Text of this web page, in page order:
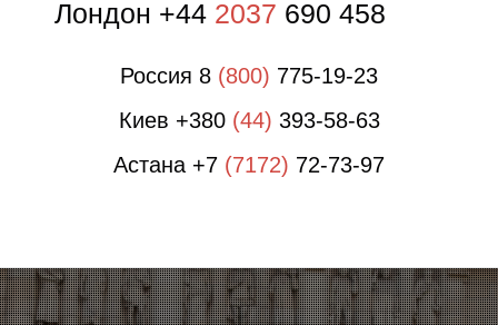
Лондон +44 2037 690 458
Россия 8 (800) 775-19-23
Киев +380 (44) 393-58-63
Астана +7 (7172) 72-73-97